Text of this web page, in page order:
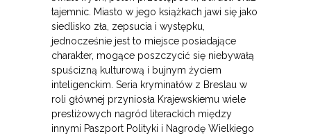
tajemnic. Miasto w jego książkach jawi się jako
siedlisko zła, zepsucia i występku,
jednocześnie jest to miejsce posiadające
charakter, mogące poszczycić się niebywałą
spuścizną kulturową i bujnym życiem
inteligenckim. Seria kryminałów z Breslau w
roli głównej przyniosła Krajewskiemu wiele
prestiżowych nagród literackich między
innymi Paszport Polityki i Nagrodę Wielkiego